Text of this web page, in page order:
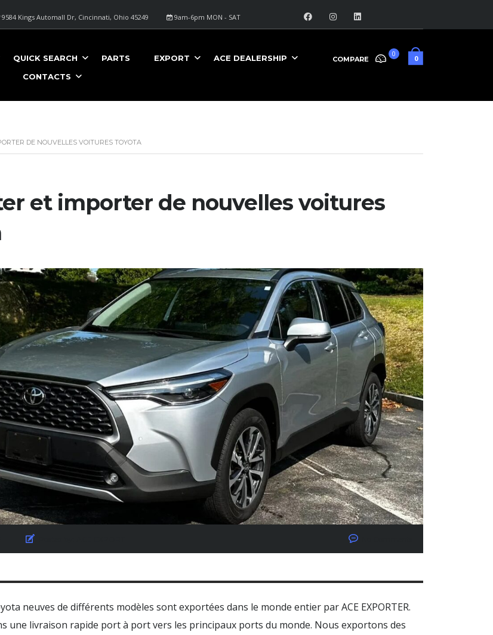
9am-6pm MON - SAT
9584 Kings Automall Dr, Cincinnati, Ohio 45249
0
COMPARE
0
QUICK SEARCH PARTS EXPORT
ACE DEALERSHIP
CONTACTS
DE NOUVELLES VOITURES TOYOTA
et importer de nouvelles voitures
neuves de différents modèles sont exportées dans le monde entier par ACE EXPORTER.
une livraison rapide port à port vers les principaux ports du monde. Nous exportons des